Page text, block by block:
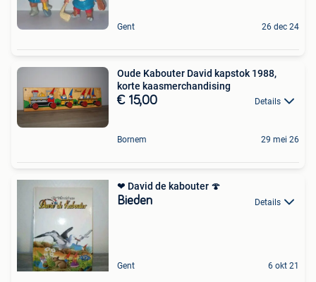
Gent 26 dec 24
Oude Kabouter David kapstok 1988,
korte kaasmerchandising
€ 15,00 Details
Bornem 29 mei 26
❤ David de kabouter 🍄
Bieden Details
Gent 6 okt 21